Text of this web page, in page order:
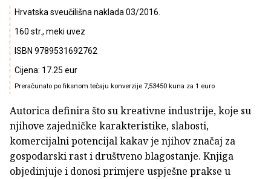
Hrvatska sveučilišna naklada 03/2016.
160 str., meki uvez
ISBN 9789531692762
Cijena: 17.25 eur
Preračunato po fiksnom tečaju konverzije 7,53450 kuna za 1 euro
Autorica definira što su kreativne industrije, koje su
njihove zajedničke karakteristike, slabosti,
komercijalni potencijal kakav je njihov značaj za
gospodarski rast i društveno blagostanje. Knjiga
objedinjuje i donosi primjere uspješne prakse u